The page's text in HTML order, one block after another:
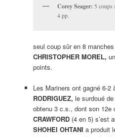
Corey Seager: 5 coups
4 pp.
seul coup sûr en 8
CHRISTOPHER MOREL,
points.
Les Mariners ont gagné 6-2
RODRIGUEZ, le surdoué
obtenu 3 c.s., dont son 12e
CRAWFORD(4 en 5) s’est
SHOHEI OHTANI a produit